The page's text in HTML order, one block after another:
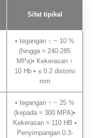
Sifat tipikal
• tegangan ↑ ~ 10 %
(hingga ≈ 240-285
MPa)• Kekerasan ↑
10 Hb • ≤ 0.2 distorsi
mm
• tegangan ↑ ~ 25 %
(kepada ≈ 300 MPA)•
Kekerasan ≈ 110 HB •
Penyimpangan 0.3-